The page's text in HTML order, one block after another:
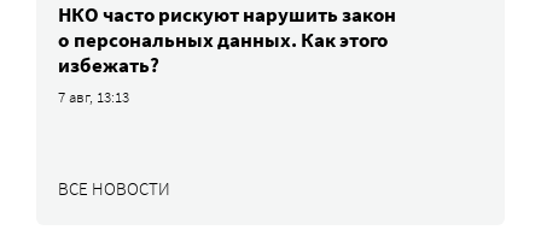
НКО часто рискуют нарушить закон
о персональных данных. Как этого
избежать?
7 авг, 13:13
ВСЕ НОВОСТИ